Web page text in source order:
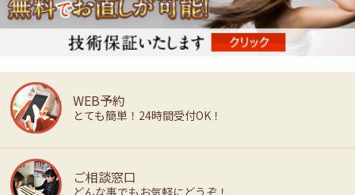
WEB予約
とても簡単！24時間受付OK！
ご相談窓口
どんな事でもお気軽にどうぞ！